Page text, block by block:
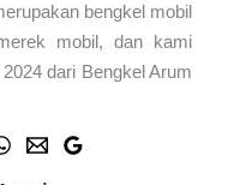
bengkel mobil
mobil, dan kami
dari Bengkel Arum